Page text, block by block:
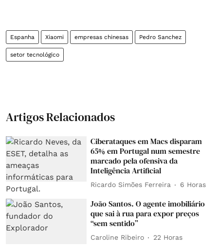
Espanha Xiaomi empresas chinesas Pedro Sanchez
setor tecnológico
Artigos Relacionados
Ciberataques em Macs disparam
65% em Portugal num semestre
marcado pela ofensiva da
Inteligência Artificial
Ricardo Simões Ferreira 6 Horas
João Santos. O agente imobiliário
que sai à rua para expor preços
“sem sentido”
Caroline Ribeiro 22 Horas